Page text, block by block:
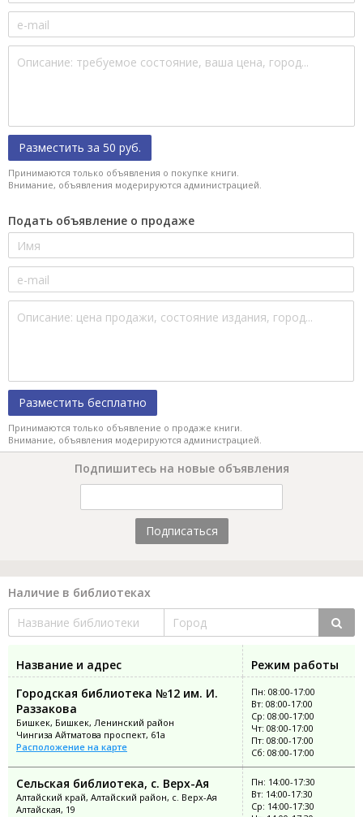
Разместить за 50 руб.
Принимаются только объявления о покупке книги.
Внимание, объявления модерируются администрацией.
Подать объявление о продаже
Разместить бесплатно
Принимаются только объявление о продаже книги.
Внимание, объявления модерируются администрацией.
Подпишитесь на новые объявления
Подписаться
Наличие в библиотеках
Название и адрес
Режим работы
Городская библиотека №12 им. И.
Раззакова
Бишкек, Бишкек, Ленинский район
Чингиза Айтматова проспект, 61а
Расположение на карте
Пн: 08:00-17:00
Вт: 08:00-17:00
Ср: 08:00-17:00
Чт: 08:00-17:00
Пт: 08:00-17:00
Сб: 08:00-17:00
Сельская библиотека, с. Верх-Ая
Алтайский край, Алтайский район, с. Верх-Ая
Алтайская, 19
Пн: 14:00-17:30
Вт: 14:00-17:30
Ср: 14:00-17:30